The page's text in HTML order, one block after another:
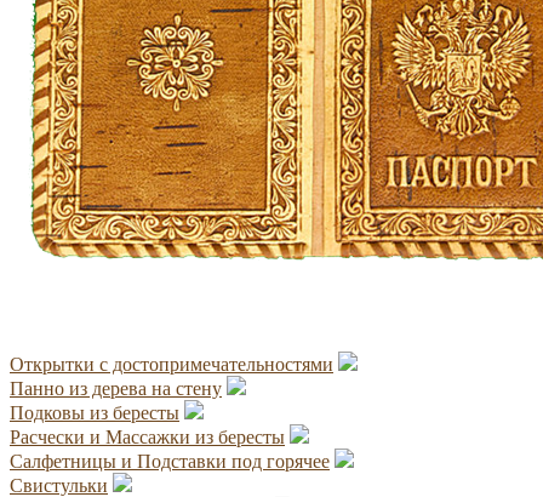
Открытки с достопримечательностями
Панно из дерева на стену
Подковы из бересты
Расчески и Массажки из бересты
Салфетницы и Подставки под горячее
Свистульки